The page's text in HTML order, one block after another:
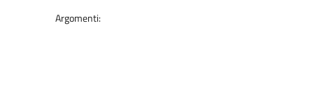
Argomenti: